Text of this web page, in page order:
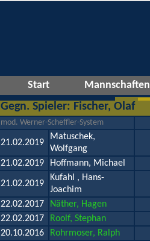
Start Mannschaften
Gegn. Spieler: Fischer, Olaf
mod. Werner-Scheffler-System
21.02.2019
Matuschek,
Wolfgang
21.02.2019 Hoffmann, Michael
21.02.2019
Kufahl , Hans-
Joachim
22.02.2017 Näther, Hagen
22.02.2017
Roolf, Stephan
20.10.2016
Rohrmoser, Ralph